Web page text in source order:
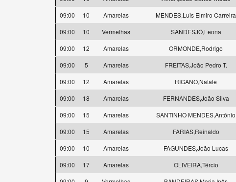
09:00
10 Amarelas MENDES,Luis Elmiro Carreira
09:00
10 Vermelhas SANDESJÖ,Leona
09:00
12 Amarelas ORMONDE,Rodrigo
09:00
5 Amarelas FREITAS,João Pedro T.
09:00
12 Amarelas RIGANO,Natale
09:00
18 Amarelas FERNANDES,João Silva
09:00
15 Amarelas SANTINHO MENDES,António
09:00
15 Amarelas FARIAS,Reinaldo
09:00
10 Amarelas FAGUNDES,João Lucas
09:00
17 Amarelas OLIVEIRA,Tércio